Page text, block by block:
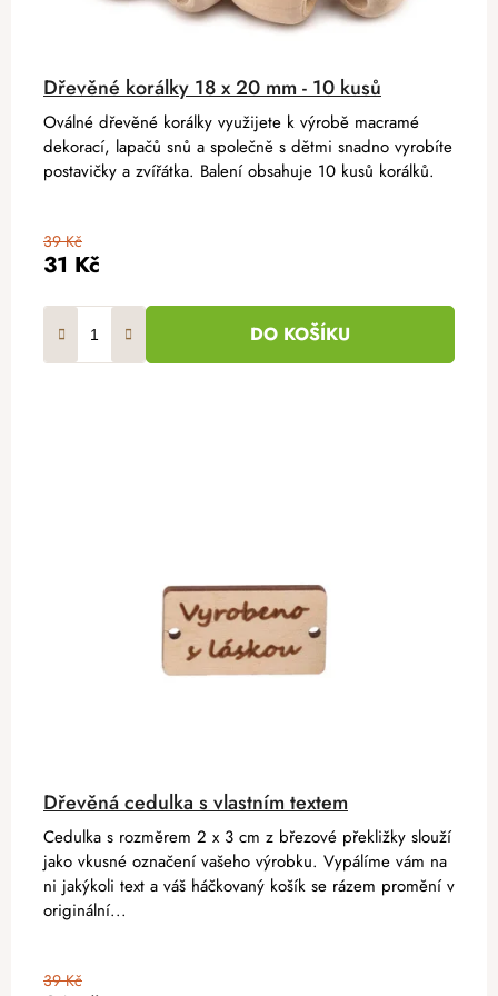
Dřevěné korálky 18 x 20 mm - 10 kusů
31 Kč
39 Kč
DO KOŠÍKU
Oválné dřevěné korálky využijete k výrobě macramé
dekorací, lapačů snů a společně s dětmi snadno vyrobíte
postavičky a zvířátka. Balení obsahuje 10 kusů korálků.
Dřevěná cedulka s vlastním textem
39 Kč
Cedulka s rozměrem 2 x 3 cm z březové překližky slouží
jako vkusné označení vašeho výrobku. Vypálíme vám na
ni jakýkoli text a váš háčkovaný košík se rázem promění v
originální...